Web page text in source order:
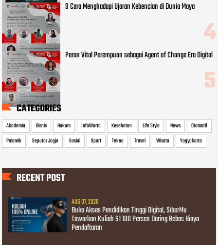
9 Cara Menghadapi Ujaran Kebencian di Dunia Maya
Peran Vital Perempuan sebagai Agent of Change Era Digital
CATEGORIES
Akademia Bisnis Hukum InfoWarta Kesehatan Life Style News
Otomotif
Polemik
Seputar Jogja Sosial Sport Tekno Travel Wisata Yogyakarta
RECENT POST
AUG 07, 2026
Buka Akses Pendidikan Tinggi Digital, SiberMu
Tawarkan Kuliah S1 100 Persen Daring Bebas Biaya
Pendaftaran